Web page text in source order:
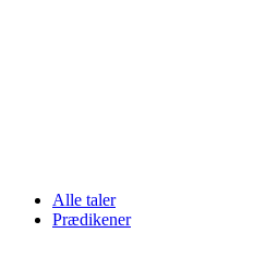
Alle taler
Prædikener